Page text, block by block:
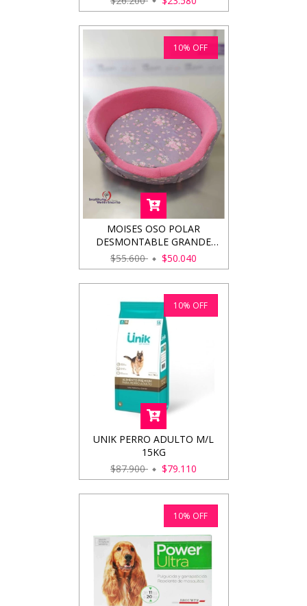
10% OFF
MOISES OSO POLAR
DESMONTABLE GRANDE
50CM
$55.600 $50.040
10% OFF
UNIK PERRO ADULTO M/L
15KG
$87.900
$79.110
10% OFF